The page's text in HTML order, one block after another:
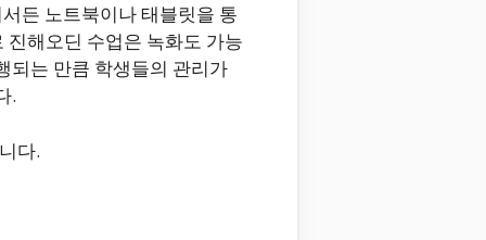
든 노트북이나 태블릿을 통
해오딘 수업은 녹화도 가능
되는 만큼 학생들의 관리가
.
다.